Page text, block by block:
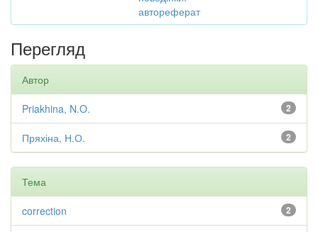
автореферат
Перегляд
Автор
2
Priakhina, N.O.
2
Пряхіна, Н.О.
Тема
2
correction